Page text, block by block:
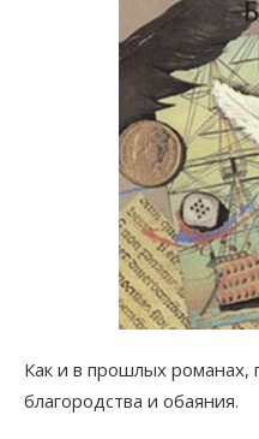
Как и в прошлых романах,
благородства и обаяния.